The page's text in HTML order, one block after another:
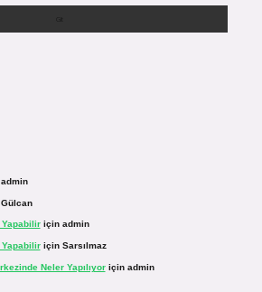
admin
Gülcan
Yapabiliriçin admin
Yapabiliriçin Sarsılmaz
Neler Yapılıyoriçin admin